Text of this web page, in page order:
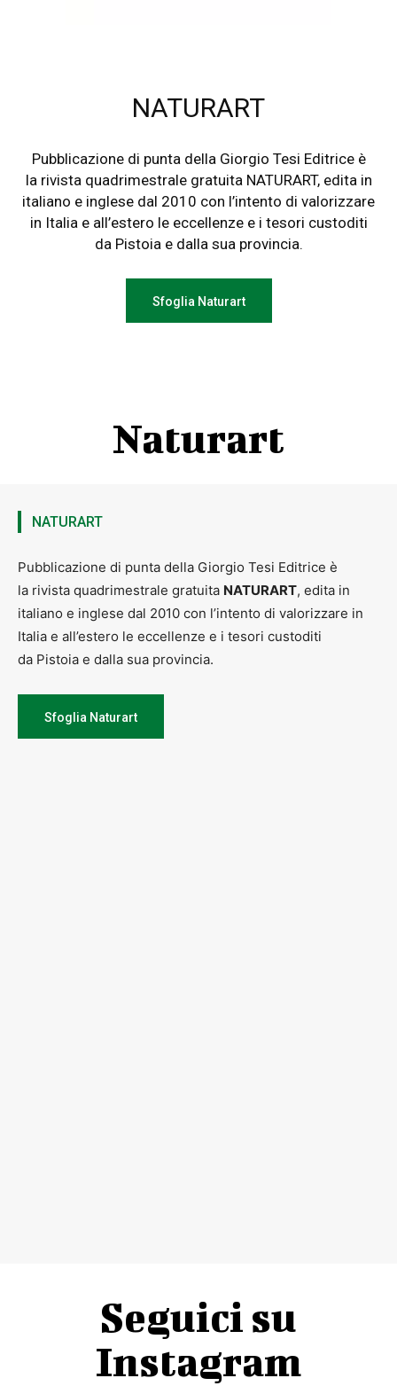
NATURART
Pubblicazione di punta della Giorgio Tesi Editrice è
la rivista quadrimestrale gratuita NATURART, edita in
italiano e inglese dal 2010 con l’intento di valorizzare
in Italia e all’estero le eccellenze e i tesori custoditi
da Pistoia e dalla sua provincia.
Sfoglia Naturart
Naturart
NATURART
Pubblicazione di punta della Giorgio Tesi Editrice è
la rivista quadrimestrale gratuita NATURART, edita in
italiano e inglese dal 2010 con l’intento di valorizzare in
Italia e all’estero le eccellenze e i tesori custoditi
da Pistoia e dalla sua provincia.
Sfoglia Naturart
Seguici su
Instagram